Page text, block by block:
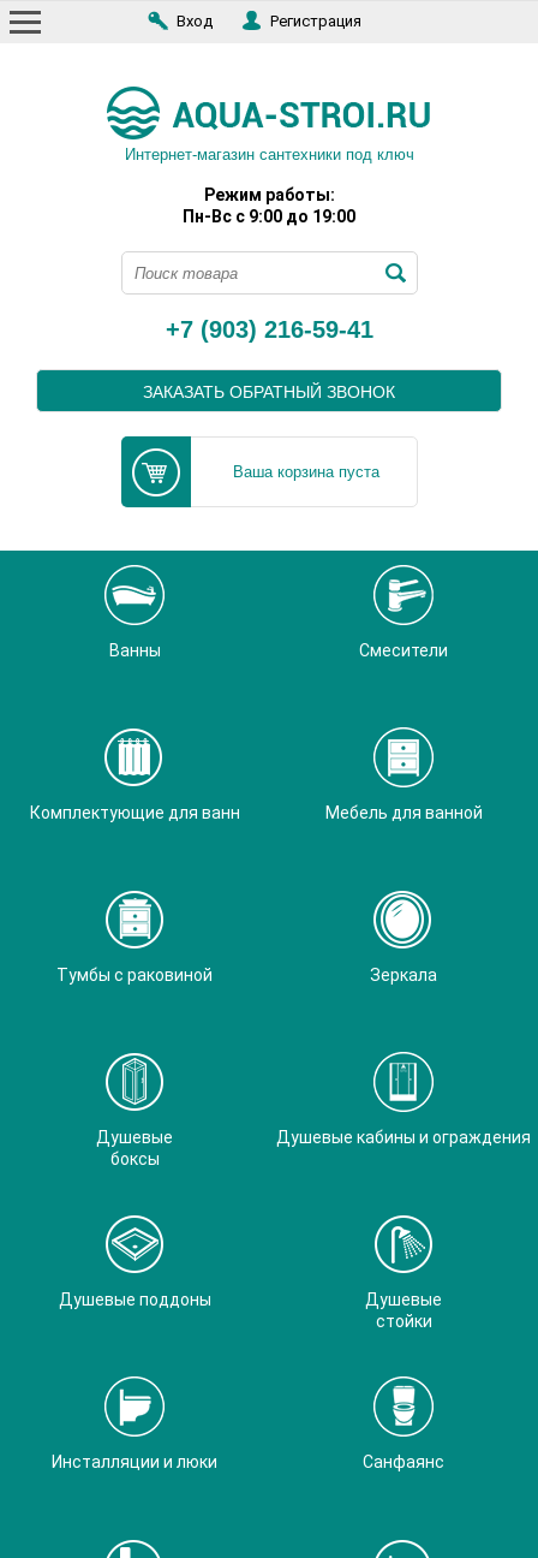
Вход Регистрация
Интернет-магазин сантехники под ключ
Режим работы:
Пн-Вс с 9:00 до 19:00
+7 (903) 216-59-41
ЗАКАЗАТЬ ОБРАТНЫЙ ЗВОНОК
Ваша корзина пуста
Ванны Смесители
Комплектующие для ванн Мебель для ванной
Тумбы с раковиной Зеркала
Душевые
боксы
Душевые кабины и ограждения
Душевые поддоны
Душевые
стойки
Инсталляции и люки Санфаянс